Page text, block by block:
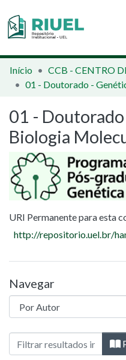
Orientações e Normas
Comunidades e Coleções
Busca no Repositório
Início
01 -
Biologia
URI Permanente para esta
http://repositorio.uel.br/
Navegar
Navegando 01 -